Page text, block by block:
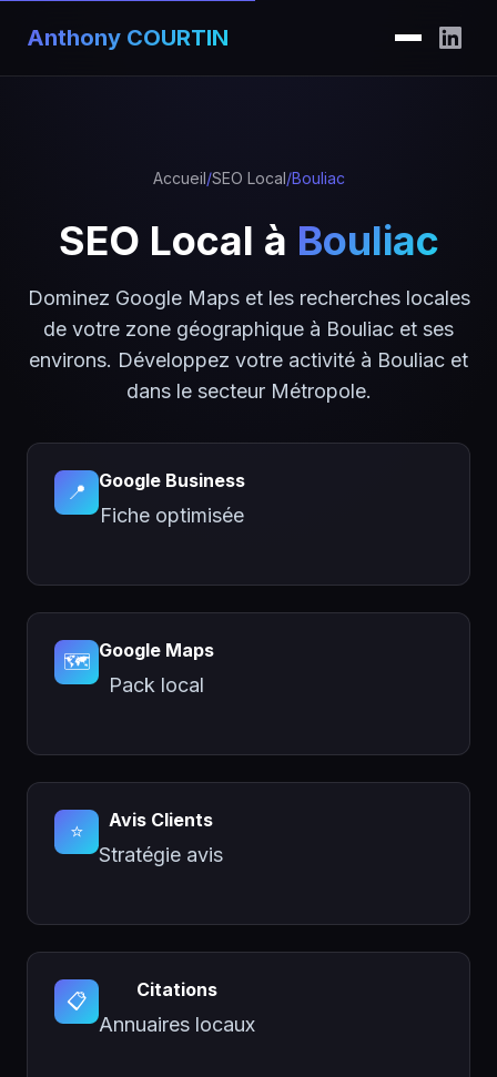
Anthony COURTIN
Accueil/SEO Local/Bouliac
SEO Local à Bouliac
Dominez Google Maps et les recherches locales
de votre zone géographique à Bouliac et ses
environs. Développez votre activité à Bouliac et
dans le secteur Métropole.
📍 Google Business
Fiche optimisée
🗺️ Google Maps
Pack local
⭐ Avis Clients
Stratégie avis
📋 Citations
Annuaires locaux